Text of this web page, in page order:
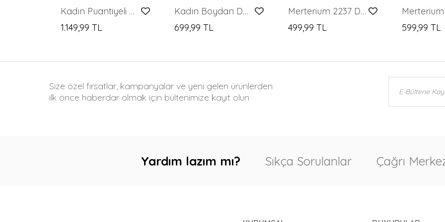
Kadın Puantiyeli Kare Yaka Kısa Kol Mini Elbise 2604 - Kahverengi
1.149,99 TL
Kadın Boydan Düğmeli Kısa Kol Çiçekli Elbise 2561 - Yeşil
699,99 TL
Merterium 2237 Desenli Askılı Viskon Elbise - Lila
499,99 TL
599,99 TL
Size özel fırsatlar, kampanyalar ve yeni gelen ürünlerden
ilk önce haberdar olmak için bültenimize kayıt olun
Yardım lazım mı? Sıkça Sorulanlar Çağrı